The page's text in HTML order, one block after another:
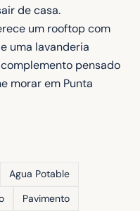
de casa.
um rooftop com
uma lavanderia
pensado
morar em Punta
Agua Potable
Pavimento